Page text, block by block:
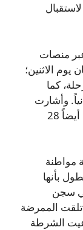
منصات
يوم الاثنين؛
كما
ناشطاً يونانياً. وأشارت
وكالة الأنباء إلى أن قائمة المرحلين تشمل أيضاً 28
مواطنة
بأنها
سجن
تلقت الممرضة
الشرطة